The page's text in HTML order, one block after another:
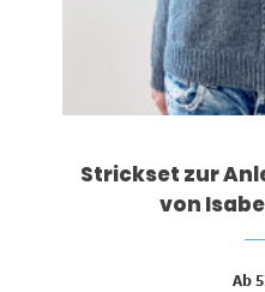
Strickset zur
von
Ab